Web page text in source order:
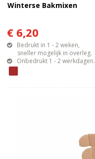
Winterse Bakmixen
€ 6,20
Bedrukt in 1 - 2 weken,
sneller mogelijk in overleg.
Onbedrukt 1 - 2 werkdagen.